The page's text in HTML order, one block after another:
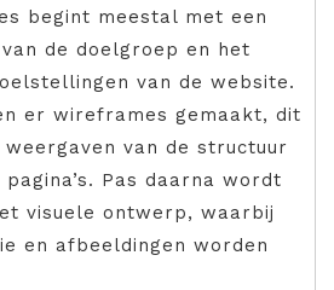
begint meestal met een
de doelgroep en het
van de website.
er wireframes gemaakt, dit
weergaven van de structuur
Pas daarna wordt
visuele ontwerp, waarbij
en afbeeldingen worden